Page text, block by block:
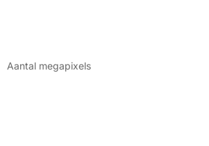
Aantal megapixels